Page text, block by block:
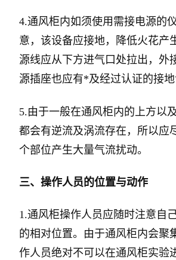
4.通风柜内如须使用需接电源的
意，该设备应接地，降低火花产
源线应从下方进气口处拉出，外
源插座也应有*及经过认证的接地
5.由于一般在通风柜内的上方以
都会有逆流及涡流存在，所以应
个部位产生大量气流扰动。
三、操作人员的位置与动作
1.通风柜操作人员应随时注意自
的相对位置。由于通风柜内会聚
作人员绝对不可以在通风柜实验